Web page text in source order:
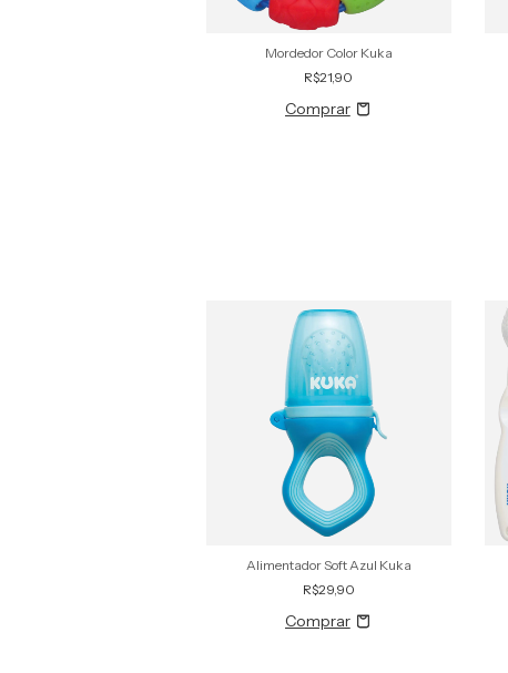
Mordedor Color Kuka
R$21,90
Alimentador Soft Azul Kuka
R$29,90